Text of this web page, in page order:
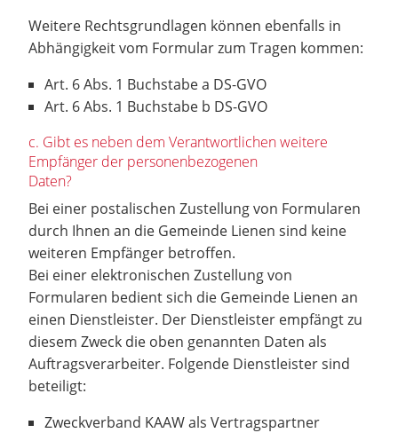
Weitere Rechtsgrundlagen können ebenfalls in
Abhängigkeit vom Formular zum Tragen kommen:
Art. 6 Abs. 1 Buchstabe a DS-GVO
Art. 6 Abs. 1 Buchstabe b DS-GVO
c. Gibt es neben dem Verantwortlichen weitere
Empfänger der personenbezogenen
Daten?
Bei einer postalischen Zustellung von Formularen
durch Ihnen an die Gemeinde Lienen sind keine
weiteren Empfänger betroffen.
Bei einer elektronischen Zustellung von
Formularen bedient sich die Gemeinde Lienen an
einen Dienstleister. Der Dienstleister empfängt zu
diesem Zweck die oben genannten Daten als
Auftragsverarbeiter. Folgende Dienstleister sind
beteiligt:
Zweckverband KAAW als Vertragspartner